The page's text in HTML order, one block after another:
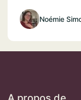
Noémie